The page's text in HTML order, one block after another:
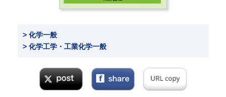
> 化学一般
> 化学工学・工業化学一般